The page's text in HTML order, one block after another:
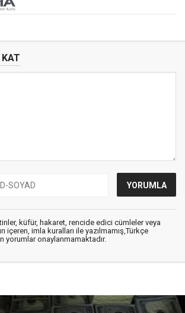
küfür, hakaret, rencide edici cümleler veya
içeren, imla kuralları ile yazılmamış,Türkçe
yorumlar onaylanmamaktadır.